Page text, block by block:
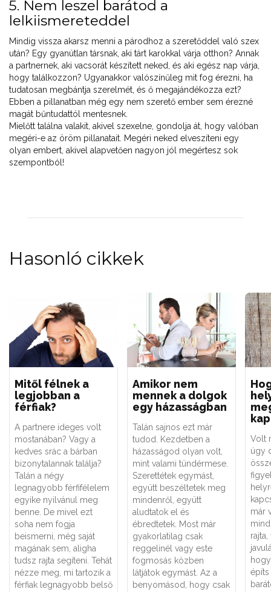
5. Nem leszel barátod a
lelkiismereteddel
Mindig vissza akarsz menni a párodhoz a szeretőddel való szex
után? Egy gyanútlan társnak, aki tárt karokkal várja otthon? Annak
a partnernek, aki vacsorát készített neked, és aki egész nap várja,
hogy találkozzon? Ugyanakkor valószínűleg mit fog érezni, ha
tudatosan megbántja szerelmét, és ő megajándékozza ezt?
Ebben a pillanatban még egy nem szerető ember sem érezné
magát bűntudattól mentesnek.
Mielőtt találna valakit, akivel szexelne, gondolja át, hogy valóban
megéri-e az öröm pillanatait. Megéri neked elveszíteni egy
olyan embert, akivel alapvetően nagyon jól megértesz sok
szempontból!
Hasonló cikkek
Mitől félnek a
legjobban a
férfiak?
A partnere ideges volt
mostanában? Vagy a
kedves srác a bárban
bizonytalannak találja?
Talán a négy
legnagyobb férfifélelem
egyike nyilvánul meg
benne. De mivel ezt
soha nem fogja
beismerni, még saját
magának sem, aligha
tudsz rajta segíteni. Tehát
nézze meg, mi tartozik a
férfiak legnagyobb belső
Amikor nem
mennek a dolgok
egy házasságban
Talán sajnos ezt már
tudod. Kezdetben a
házasságod olyan volt,
mint valami tündérmese.
Szerettétek egymást,
együtt beszéltetek meg
mindenről, együtt
aludtatok el és
ébredtetek. Most már
gyakorlatilag csak
reggelinél vagy este
fogmosás közben
látjátok egymást. Az a
benyomásod, hogy csak
Volt
úgy
már